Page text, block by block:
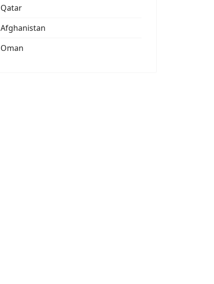
Qatar
Afghanistan
Oman